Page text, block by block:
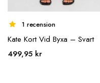
1 recension
Kate Kort Vid Byxa – Svart
499,95 kr